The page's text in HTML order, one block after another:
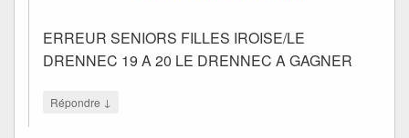
ERREUR SENIORS FILLES IROISE/LE
DRENNEC 19 A 20 LE DRENNEC A GAGNER
Répondre ↓